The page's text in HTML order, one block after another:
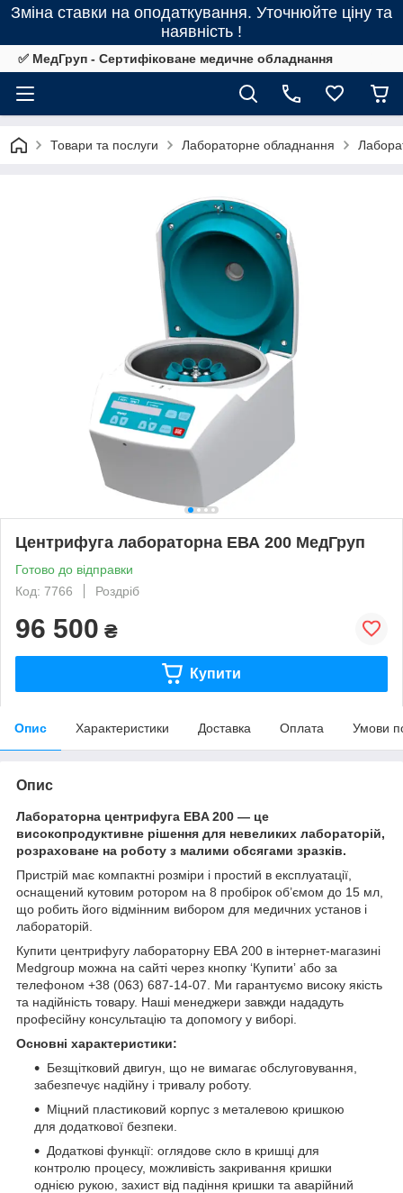
Зміна ставки на оподаткування. Уточнюйте ціну та
наявність !
✅ МедГруп - Сертифіковане медичне обладнання
Товари та послуги Лабораторне обладнання
Центрифуга лабораторна ЕВА 200 МедГруп
Готово до відправки
Код: 7766
Роздріб
96 500 ₴
Купити
Опис Характеристики Доставка Оплата Умови
Опис
Лабораторна центрифуга EBA 200 — це
високопродуктивне рішення для невеликих лабораторій,
розраховане на роботу з малими обсягами зразків.
Пристрій має компактні розміри і простий в експлуатації,
оснащений кутовим ротором на 8 пробірок об’ємом до 15 мл,
що робить його відмінним вибором для медичних установ і
лабораторій.
Купити центрифугу лабораторну ЕВА 200 в інтернет-магазині
Medgroup можна на сайті через кнопку ‘Купитиʼ або за
телефоном +38 (063) 687-14-07. Ми гарантуємо високу якість
та надійність товару. Наші менеджери завжди нададуть
професійну консультацію та допомогу у виборі.
Основні характеристики:
Безщітковий двигун, що не вимагає обслуговування,
забезпечує надійну і тривалу роботу.
Міцний пластиковий корпус з металевою кришкою
для додаткової безпеки.
Додаткові функції: оглядове скло в кришці для
контролю процесу, можливість закривання кришки
однією рукою, захист від падіння кришки та аварійний